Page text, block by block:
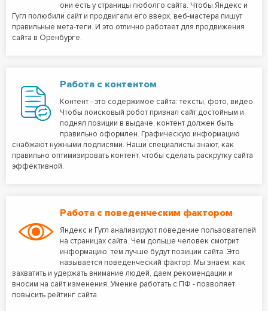
они есть у страницы люболго сайта. Чтобы Яндекс и
Гугл полюбили сайт и продвигали его вверх, веб-мастера пишут
правильные мета-теги. И это отлично работает для продвижения
сайта в Оренбурге.
Работа с контентом
Контент - это содержимое сайта: тексты, фото, видео.
Чтобы поисковый робот признал сайт достойным и
поднял позиции в выдаче, контент должен быть
правильно оформлен. Графическую информацию
снабжают нужными подписями. Наши специалисты знают, как
правильно оптимизировать контент, чтобы сделать раскрутку сайта
эффективной.
Работа с поведенческим фактором
Яндекс и Гугл анализируют поведение пользователей
на страницах сайта. Чем дольше человек смотрит
информацию, тем лучше будут позиции сайта. Это
называется поведенческий фактор. Мы знаем, как
захватить и удержать внимание людей, даем рекомендации и
вносим на сайт изменения. Умение работать с ПФ - позволяет
повысить рейтинг сайта.